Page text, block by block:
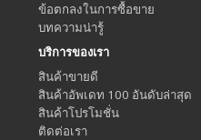
ข้อตกลงในการซื้อขาย
บทความน่ารู้
บริการของเรา
สินค้าขายดี
สินค้าอัพเดท 100 อันดับล่าสุด
สินค้าโปรโมชั่น
ติดต่อเรา